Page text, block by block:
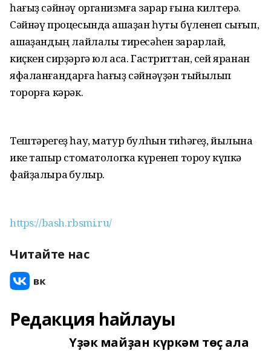
һағыҙ сәйнәү организмға зарар ғына килтерә.
Сәйнәү процесында ашҡаҙан һуты бүленеп сығып,
ашҡаҙандың лайлалы тиресәһен зарарлай,
киҫкен сирҙәргә юл аса. Гастриттан, сей яранан
яфаланғандарға һағыҙ сәйнәүҙән тыйылып
торорға кәрәк.
Тештәрегеҙ һау, матур булһын тиһәгеҙ, йылына
ике тапҡыр стоматологка күренеп тороу күпкә
файҙа­лыраҡ булыр.
https://bash.rbsmi.ru/
Читайте нас
Редакция һайлауы
Үҙәк майҙан күркәм төҫ ала